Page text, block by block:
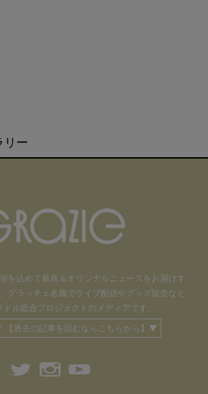
grazie
リー
を込めて 最新＆オリジナルニュースをお届けす
グラッチェ名義でライブ配信や グッズ販売など
ドル総合プロジェクトのメディアです。
【過去の記事を読むならこちらから】▼